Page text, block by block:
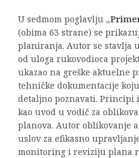
U sedmom poglavlju „
(obima 63 strane) se
planiranja. Autor se stavlja
od uloga rukovodioca
ukazao na greške aktuelne
tehničke dokumentacije
detaljno poznavati.
kao uvod u vodič za
planova. Autor oblikovanje
uslov za efikasno
monitoring i reviziju plana